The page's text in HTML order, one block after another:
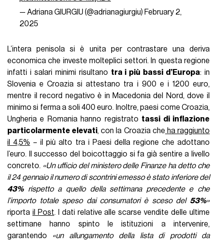
— Adriana GIURGIU (@adrianagiurgiu) February 2,
2025
L’intera penisola si è unita per contrastare una deriva
economica che investe molteplici settori. In questa regione
infatti i salari minimi risultano tra i più bassi d’Europa: in
Slovenia e Croazia si attestano tra i 900 e i 1200 euro,
mentre il record negativo è in Macedonia del Nord, dove il
minimo si ferma a soli 400 euro. Inoltre, paesi come Croazia,
Ungheria e Romania hanno registrato tassi di inflazione
particolarmente elevati, con la Croazia che ha raggiunto
il 4,5% – il più alto tra i Paesi della regione che adottano
l’euro. Il successo del boicottaggio si fa già sentire a livello
concreto. «Un ufficio del ministero delle Finanze ha detto che
il 24 gennaio il numero di scontrini emesso è stato inferiore del
43%rispetto a quello della settimana precedente e che
l’importo totale speso dai consumatori è sceso del 53%»
riporta il Post. I dati relative alle scarse vendite delle ultime
settimane hanno spinto le istituzioni a intervenire,
garantendo «un allungamento della lista di prodotti da